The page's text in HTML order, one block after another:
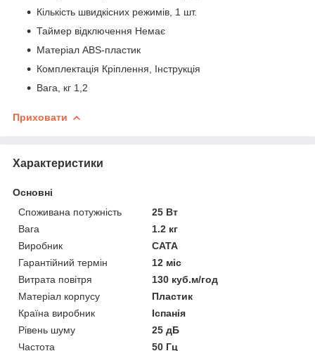
Кількість швидкісних режимів, 1 шт.
Таймер відключення Немає
Матеріал ABS-пластик
Комплектація Кріплення, Інструкція
Вага, кг 1,2
Приховати
Характеристики
Основні
Споживана потужність
25 Вт
Вага
1.2 кг
Виробник
CATA
Гарантійний термін
12 міс
Витрата повітря
130 куб.м/год
Матеріал корпусу
Пластик
Країна виробник
Іспанія
Рівень шуму
25 дБ
Частота
50 Гц